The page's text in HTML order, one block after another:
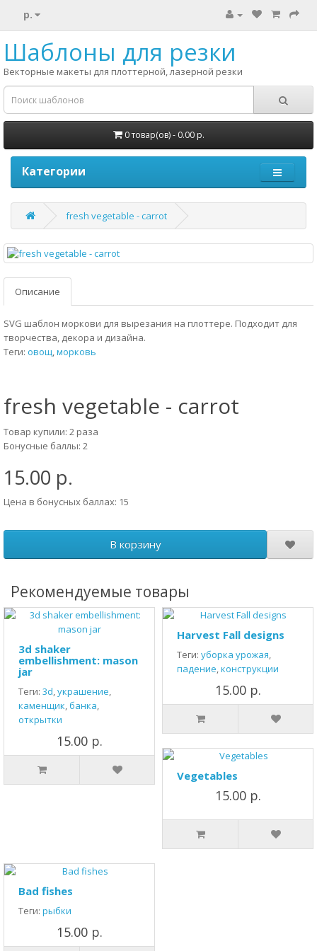
р.
Шаблоны для резки
Векторные макеты для плоттерной, лазерной резки
0 товар(ов) - 0.00 р.
Категории
fresh vegetable - carrot
Описание
SVG шаблон моркови для вырезания на плоттере. Подходит для
творчества, декора и дизайна.
Теги: овощ,морковь
fresh vegetable - carrot
Товар купили: 2 раза
Бонусные баллы: 2
15.00 р.
Цена в бонусных баллах: 15
В корзину
Рекомендуемые товары
3d shaker
embellishment: mason
jar
Теги: 3d,украшение,
каменщик,банка,
открытки
15.00 р.
Harvest Fall designs
Теги: уборка урожая,
падение,конструкции
15.00 р.
Vegetables
15.00 р.
Bad fishes
Теги: рыбки
15.00 р.